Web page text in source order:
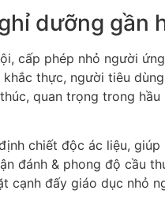
dưỡng gần
cấp phép nhỏ người
thực, người tiêu
quan trọng trong
chiết độc ác liệu,
đánh & phong độ cầu
cạnh đấy giáo dục nhỏ